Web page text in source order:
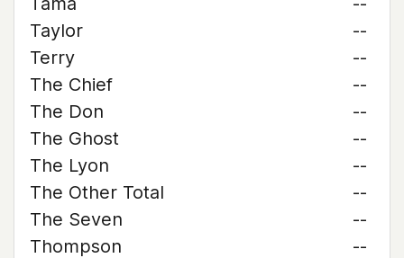
Taylor
--
Terry
--
The Chief
--
The Don
--
The Ghost
--
The Lyon
--
The Other Total
--
The Seven
--
Thompson
--